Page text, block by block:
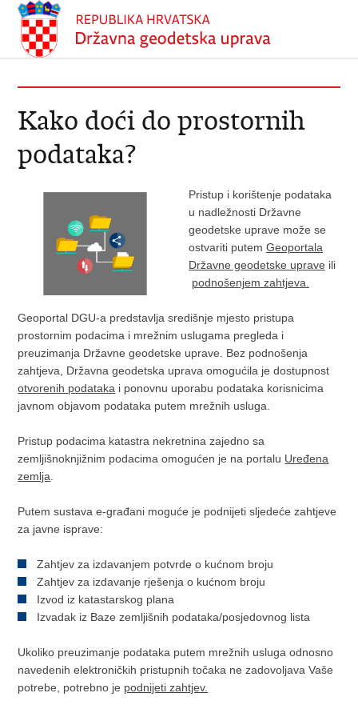
Kako doći do prostornih
podataka?
Pristup i korištenje podataka
u nadležnosti Državne
geodetske uprave može se
ostvariti putem Geoportala
Državne geodetske uprave ili
podnošenjem zahtjeva.
Geoportal DGU-a predstavlja središnje mjesto pristupa
prostornim podacima i mrežnim uslugama pregleda i
preuzimanja Državne geodetske uprave. Bez podnošenja
zahtjeva, Državna geodetska uprava omogućila je dostupnost
otvorenih podataka i ponovnu uporabu podataka korisnicima
javnom objavom podataka putem mrežnih usluga.
Pristup podacima katastra nekretnina zajedno sa
zemljišnoknjižnim podacima omogućen je na portalu Uređena
zemlja
Putem sustava e-građani moguće je podnijeti sljedeće zahtjeve
za javne isprave:
Zahtjev za izdavanjem potvrde o kućnom broju
Zahtjev za izdavanje rješenja o kućnom broju
Izvod iz katastarskog plana
Izvadak iz Baze zemljišnih podataka/posjedovnog lista
Ukoliko preuzimanje podataka putem mrežnih usluga odnosno
navedenih elektroničkih pristupnih točaka ne zadovoljava Vaše
potrebe, potrebno je podnijeti zahtjev.